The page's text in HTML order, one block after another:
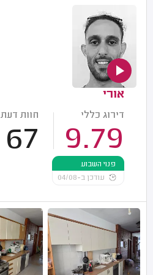
אורי
דירוג כללי
9.79
חוות דעת
67
פנוי השבוע
עודכן ב-04/08